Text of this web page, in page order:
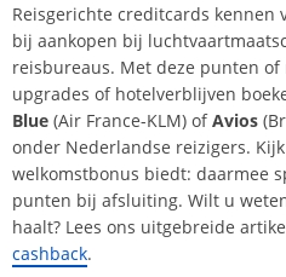
Reisgerichte creditcards kennen
bij aankopen bij
reisbureaus. Met deze punten
upgrades of hotelverblijven
Blue (Air France-KLM) ofAvios
onder Nederlandse reizigers.
welkomstbonus biedt: daarmee
punten bij afsluiting. Wilt u
haalt? Lees ons uitgebreide
cashback.